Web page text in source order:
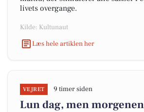
livets overgange.
Kilde: Kultunaut
Læs hele artiklen her
VEJRET 9 timer siden
Lun dag, men